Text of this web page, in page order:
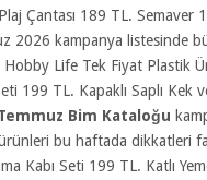
Çantası 189 TL.
2026 kampanya listesinde
Hobby Life Tek Fiyat Plastik
199 TL. Kapaklı Saplı Kek
Bim Kataloğu
bu haftada dikkatleri
Kabı Seti 199 TL. Katlı